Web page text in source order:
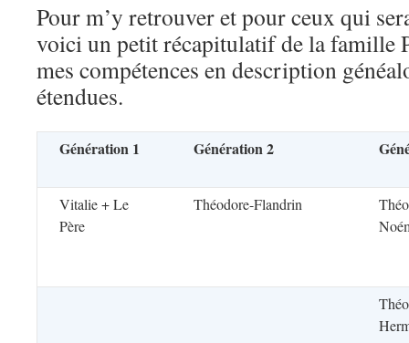
Pour m’y retrouver et pour ceux qui
voici un petit récapitulatif de la famille
mes compétences en description
étendues.
Génération 1 Génération 2
Vitalie + Le
Père
Théodore-Flandrin